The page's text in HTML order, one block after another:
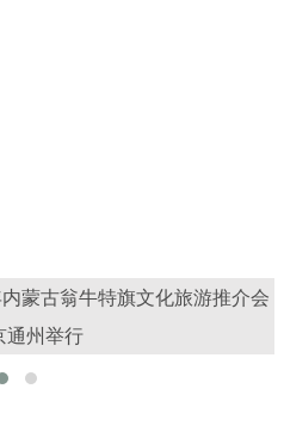
蒙古翁牛特旗文化旅游推介会
通州举行